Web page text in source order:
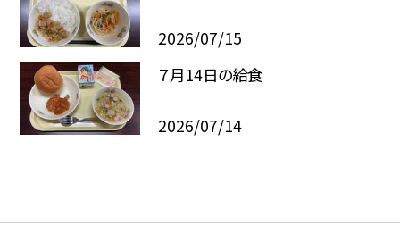
2026/07/15
７月14日の給食
2026/07/14